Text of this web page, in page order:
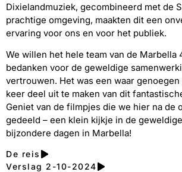
Dixielandmuziek, gecombineerd met de
prachtige omgeving, maakten dit een
ervaring voor ons en voor het publiek.
We willen het hele team van de Marbella
bedanken voor de geweldige
vertrouwen. Het was een waar genoegen
keer deel uit te maken van dit
Geniet van de filmpjes die we hier na de
gedeeld – een klein kijkje in de
bijzondere dagen in Marbella!
De reis
Verslag 2-10-2024